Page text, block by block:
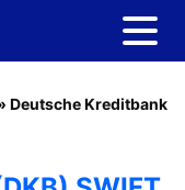
Deutsche Kreditbank